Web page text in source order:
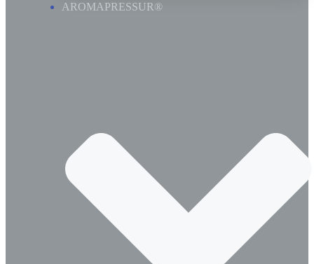
AROMAPRESSUR®